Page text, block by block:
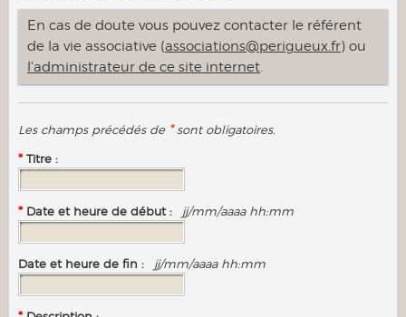
En cas de doute vous pouvez contacter le référent
de la vie associative (associations@perigueux.fr) ou
l'administrateur de ce site internet.
Les champs précédés de *sont obligatoires.
* Titre :
* Date et heure de début : jj/mm/aaaa hh:mm
Date et heure de fin : jj/mm/aaaa hh:mm